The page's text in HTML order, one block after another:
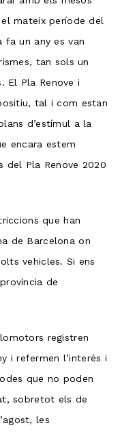
mateix període del
fa un any es van
tan sols un
El Pla Renove i
tal i com estan
d’estímul a la
encara estem
del Pla Renove 2020
que han
de Barcelona on
vehicles. Si ens
de
registren
i refermen l’interès i
que no poden
sobretot els de
les